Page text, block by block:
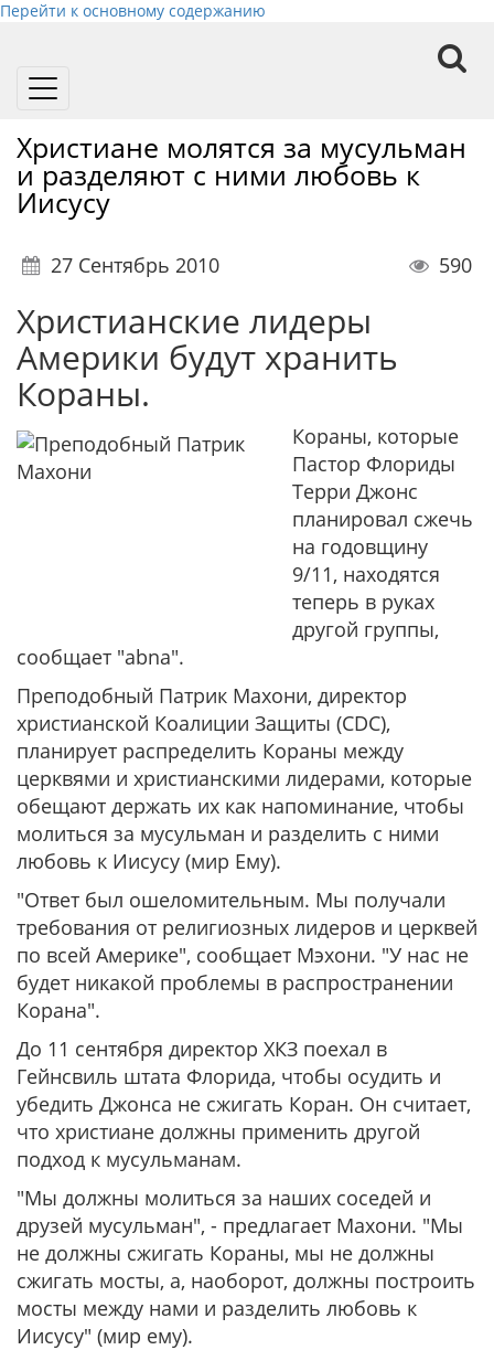
Перейти к основному содержанию
Toggle
Христиане молятся за мусульман
и разделяют с ними любовь к
Иисусу
27 Сентябрь 2010 590
Христианские лидеры
Америки будут хранить
Кораны.
Кораны, которые
Пастор Флориды
Терри Джонс
планировал сжечь
на годовщину
9/11, находятся
теперь в руках
другой группы,
сообщает "abna".
Преподобный Патрик Махони, директор
христианской Коалиции Защиты (CDC),
планирует распределить Кораны между
церквями и христианскими лидерами, которые
обещают держать их как напоминание, чтобы
молиться за мусульман и разделить с ними
любовь к Иисусу (мир Ему).
"Ответ был ошеломительным. Мы получали
требования от религиозных лидеров и церквей
по всей Америке", сообщает Мэхони. "У нас не
будет никакой проблемы в распространении
Корана".
До 11 сентября директор ХКЗ поехал в
Гейнсвиль штата Флорида, чтобы осудить и
убедить Джонса не сжигать Коран. Он считает,
что христиане должны применить другой
подход к мусульманам.
"Мы должны молиться за наших соседей и
друзей мусульман", - предлагает Махони. "Мы
не должны сжигать Кораны, мы не должны
сжигать мосты, а, наоборот, должны построить
мосты между нами и разделить любовь к
Иисусу" (мир ему).